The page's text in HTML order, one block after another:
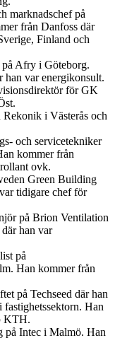
marknadschef på
från Danfoss där
Finland och
på Afry i Göteborg.
han var energikonsult.
för GK
i Västerås och
och servicetekniker
kommer från
ovk.
Green Building
tidigare chef för
på Brion Ventilation
han var
på
Han kommer från
på Techseed där han
Han
KTH.
på Intec i Malmö. Han